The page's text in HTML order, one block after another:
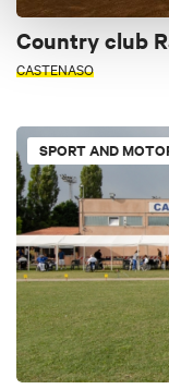
Country club
CASTENASO
SPORT AND